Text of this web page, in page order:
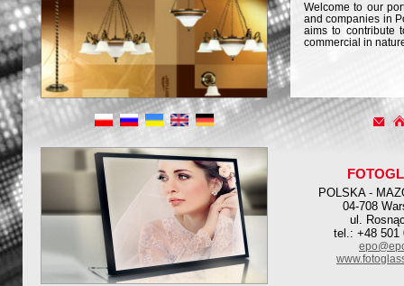
Welcome to our
and companies in
aims to contribute
commercial in
POLSKA -
04-708
ul.
tel.: +48 501